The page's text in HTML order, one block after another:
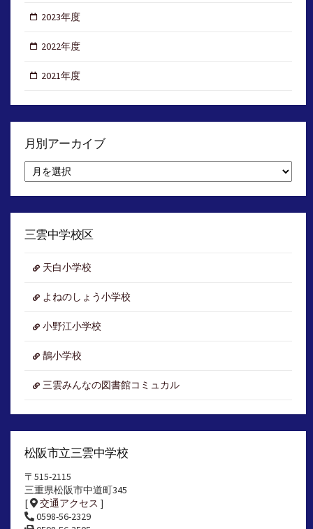
2023年度
2022年度
2021年度
月別アーカイブ
別
ア
イ
三雲中学校区
天白小学校
よねのしょう小学校
小野江小学校
鵲小学校
三雲みんなの図書館コミュカル
松阪市立三雲中学校
〒515-2115
三重県松阪市中道町345
[
交通アクセス ]
0598-56-2329